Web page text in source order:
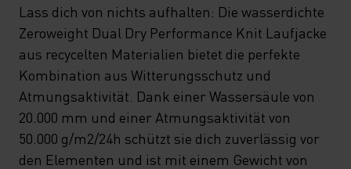
Lass dich von nichts aufhalten: Die wasserdichte
Zeroweight Dual Dry Performance Knit Laufjacke
aus recycelten Materialien bietet die perfekte
Kombination aus Witterungsschutz und
Atmungsaktivität. Dank einer Wassersäule von
20.000 mm und einer Atmungsaktivität von
50.000 g/m2/24h schützt sie dich zuverlässig vor
den Elementen und ist mit einem Gewicht von